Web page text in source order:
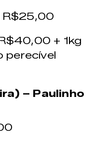
R$25,00
+ 1kg
perecível
– Paulinho